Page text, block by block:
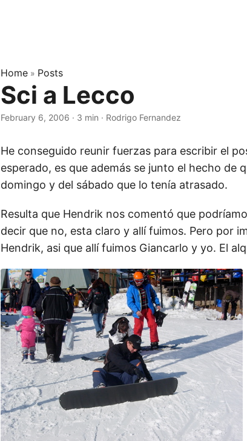
Home » Posts
Sci a Lecco
February 6, 2006 · 3 min · Rodrigo Fernandez
He conseguido reunir fuerzas para escribir el
esperado, es que además se junto el hecho de
domingo y del sábado que lo tenía atrasado.
Resulta que Hendrik nos comentó que
decir que no, esta claro y allí fuimos. Pero por
Hendrik, asi que allí fuimos Giancarlo y yo. El